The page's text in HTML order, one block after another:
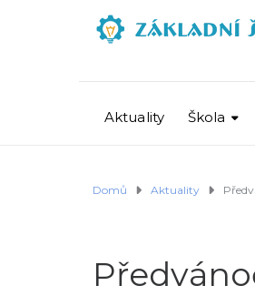
Aktuality Škola
Domů Aktuality